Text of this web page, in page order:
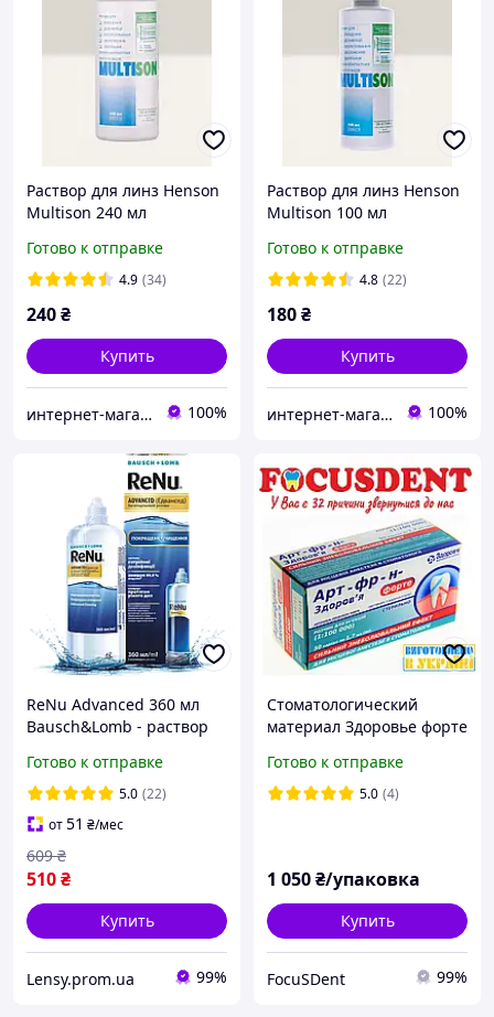
Раствор для линз Henson
Multison 240 мл
жидкость для очистки,
дезинфекции и хранения
Готово к отправке
4.9 (34)
240₴
Купить
интернет-магазин "ВЗГЛЯД" 100%
Раствор для линз Henson
Multison 100 мл
жидкость для очистки,
дезинфекции и хранения
Готово к отправке
4.8 (22)
180₴
Купить
интернет-магазин "ВЗГЛЯД" 100%
ReNu Advanced 360 мл
Bausch&Lomb - раствор
многофункциональный
Готово к отправке
5.0 (22)
от51 ₴/мес
510₴
609 ₴
Купить
Lensy.prom.ua 99%
Стоматологический
материал Здоровье форте
по 1.7 мл №50 50 карп.
Готово к отправке
5.0 (4)
1 050₴/упаковка
Купить
FocuSDent 99%